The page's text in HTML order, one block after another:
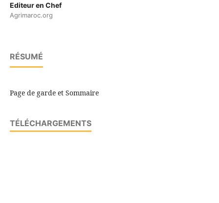
Editeur en Chef
Agrimaroc.org
RÉSUMÉ
Page de garde et Sommaire
TÉLÉCHARGEMENTS